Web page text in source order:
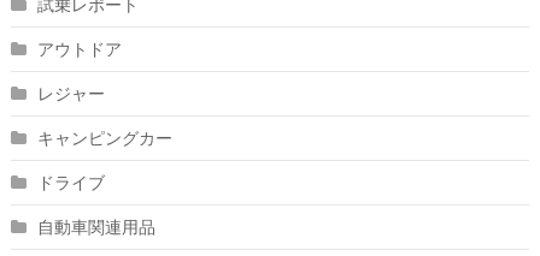
アウトドア
レジャー
キャンピングカー
ドライブ
自動車関連用品